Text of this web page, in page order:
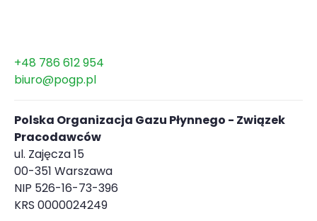
+48 786 612 954
biuro@pogp.pl
Polska Organizacja Gazu Płynnego - Związek
Pracodawców
ul. Zajęcza 15
00-351 Warszawa
NIP 526-16-73-396
KRS 0000024249